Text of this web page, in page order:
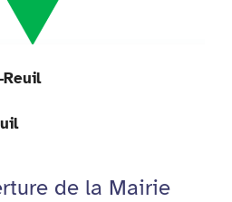
Reuil
de la Mairie